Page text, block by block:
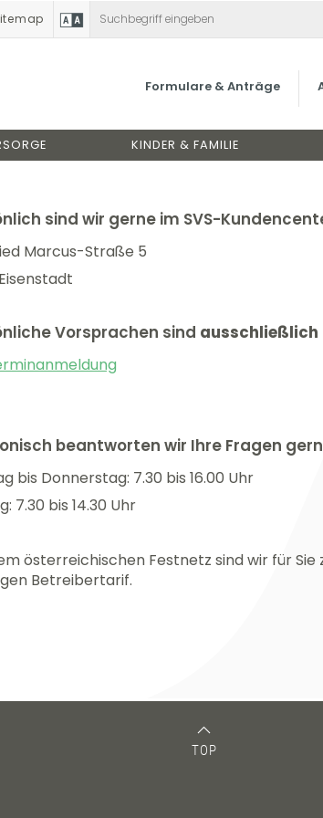
Formulare & Anträge
KINDER & FAMILIE
Kontakt
Kundencenter
für: GEWERBETREIBENDE BAUERN NEUE
sind wir gerne im SVS-
Marcus-Straße 5
Vorsprachen sind ausschließlich
beantworten wir Ihre Fragen
bis Donnerstag: 7.30 bis 16.00 Uhr
7.30 bis 14.30 Uhr
österreichischen Festnetz sind wir für
Betreibertarif.
TOP